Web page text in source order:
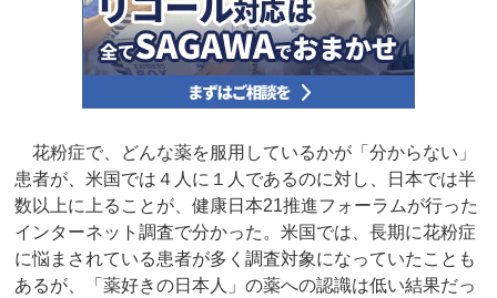
花粉症で、どんな薬を服用しているかが「分からない」
患者が、米国では４人に１人であるのに対し、日本では半
数以上に上ることが、健康日本21推進フォーラムが行った
インターネット調査で分かった。米国では、長期に花粉症
に悩まされている患者が多く調査対象になっていたことも
あるが、「薬好きの日本人」の薬への認識は低い結果だっ